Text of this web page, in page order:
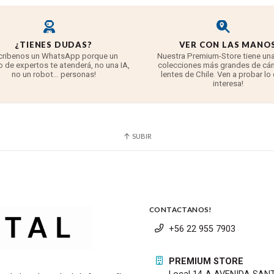
en Da Vinci Resolve o Adobe Premiere Pro sin necesidad
a velocidades de obturación más lentas con
el cuerpo de hasta 8 pasos. Esto también significa un mejor
combina el sensor de gran formato de 55 mm de la
¿TIENES DUDAS?
un WhatsApp porque un
de expertos te atenderá, no una IA,
no un robot... personas!
VER CON LAS
Nuestra Premium-Store tiene
colecciones más grandes de
lentes de Chile. Ven a probar lo
interesa!
SUBIR
CONTACTANOS!
+56 22 955 7903
PREMIUM STORE